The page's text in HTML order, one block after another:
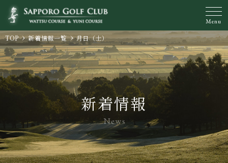
Menu
TOP 新着情報一覧 月日（土）
新着情報
News